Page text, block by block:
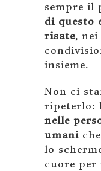
sempre il
di questo
risate,
insieme.
Non ci
ripeterlo:
nelle
umani
lo
cuore per